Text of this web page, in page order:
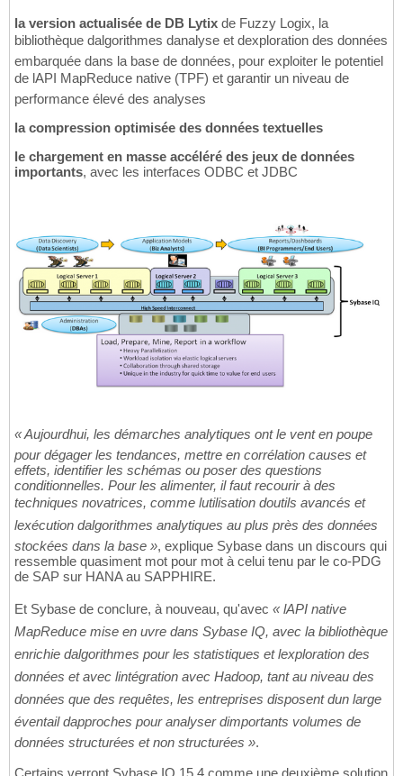
la version actualisée de DB Lytix de Fuzzy Logix, la
bibliothèque dalgorithmes danalyse et dexploration des données
embarquée dans la base de données, pour exploiter le potentiel
de lAPI MapReduce native (TPF) et garantir un niveau de
performance élevé des analyses
la compression optimisée des données textuelles
le chargement en masse accéléré des jeux de données
importants, avec les interfaces ODBC et JDBC
« Aujourdhui, les démarches analytiques ont le vent en poupe
pour dégager les tendances, mettre en corrélation causes et
effets, identifier les schémas ou poser des questions
conditionnelles. Pour les alimenter, il faut recourir à des
techniques novatrices, comme lutilisation doutils avancés et
lexécution dalgorithmes analytiques au plus près des données
stockées dans la base », explique Sybase dans un discours qui
ressemble quasiment mot pour mot à celui tenu par le co-PDG
de SAP sur HANA au SAPPHIRE.
Et Sybase de conclure, à nouveau, qu'avec « lAPI native
MapReduce mise en uvre dans Sybase IQ, avec la bibliothèque
enrichie dalgorithmes pour les statistiques et lexploration des
données et avec lintégration avec Hadoop, tant au niveau des
données que des requêtes, les entreprises disposent dun large
éventail dapproches pour analyser dimportants volumes de
données structurées et non structurées ».
Certains verront Sybase IQ 15.4 comme une deuxième solution